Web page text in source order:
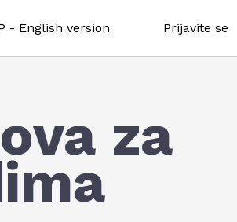
- English version Prijavite se
za